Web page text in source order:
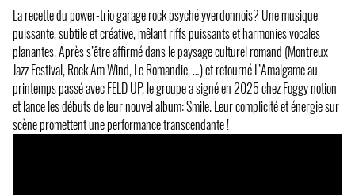
La recette du power-trio garage rock psyché yverdonnois? Une musique
puissante, subtile et créative, mêlant riffs puissants et harmonies vocales
planantes. Après s’être affirmé dans le paysage culturel romand (Montreux
Jazz Festival, Rock Am Wind, Le Romandie, …) et retourné L’Amalgame au
printemps passé avec FELD UP, le groupe a signé en 2025 chez Foggy notion
et lance les débuts de leur nouvel album: Smile. Leur complicité et énergie sur
scène promettent une performance transcendante !